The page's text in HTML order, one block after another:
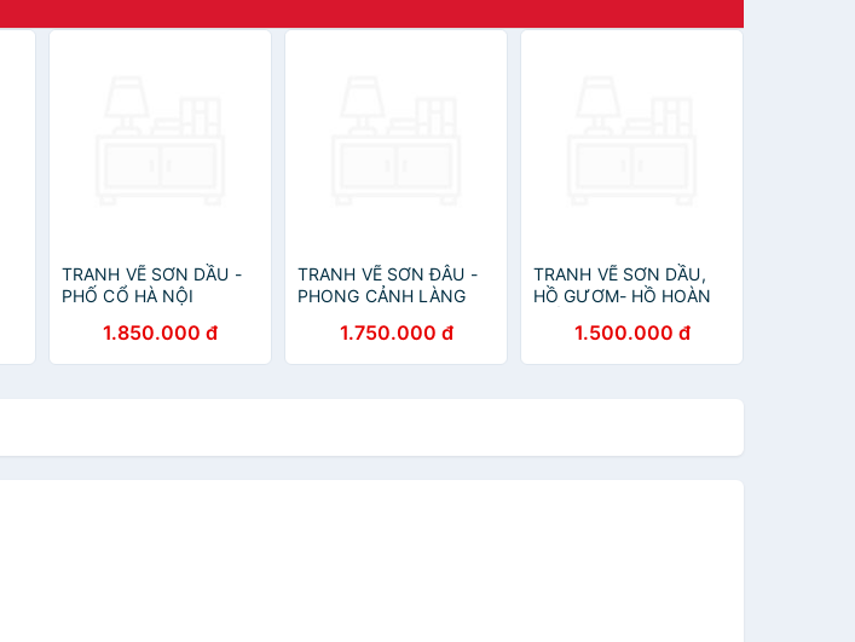
TRANH VẼ SƠN DẦU -
PHỐ CỔ HÀ NỘI
1.850.000 đ
TRANH VẼ SƠN ĐÂU -
PHONG CẢNH LÀNG
1.750.000 đ
TRANH VẼ SƠN DẦU,
HỒ GƯƠM- HỒ HOÀN
1.500.000 đ